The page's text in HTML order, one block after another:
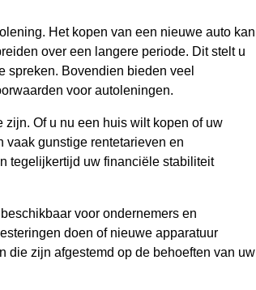
Het kopen van een nieuwe auto kan
over een langere periode. Dit stelt u
spreken. Bovendien bieden veel
voor autoleningen.
Of u nu een huis wilt kopen of uw
vaak gunstige rentetarieven en
tegelijkertijd uw financiële stabiliteit
voor ondernemers en
doen of nieuwe apparatuur
die zijn afgestemd op de behoeften van uw